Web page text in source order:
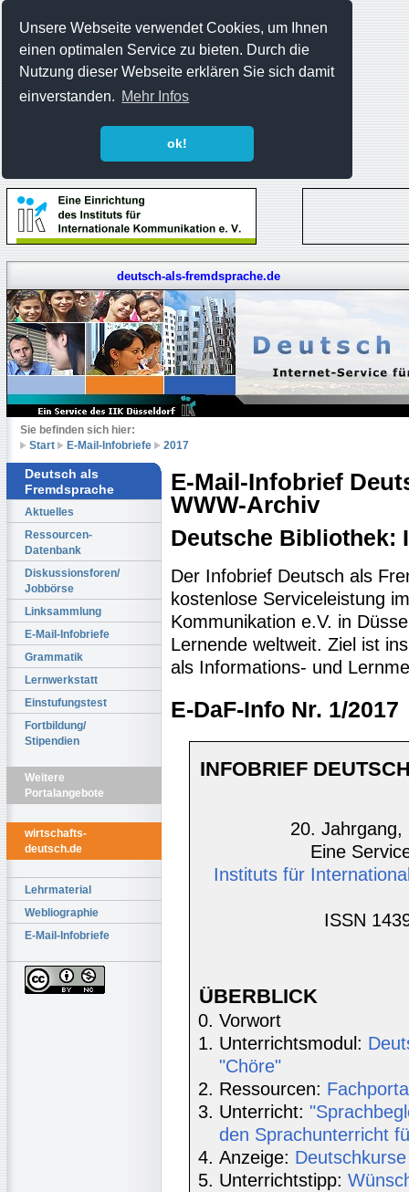
Unsere Webseite verwendet Cookies, um Ihnen
einen optimalen Service zu bieten. Durch die
Nutzung dieser Webseite erklären Sie sich damit
einverstanden. Mehr Infos
ok!
deutsch-als-fremdsprache.de
Sie befinden sich hier:
Start
E-Mail-Infobriefe 2017
Deutsch als
Fremdsprache
Aktuelles
Ressourcen-
Datenbank
Diskussionsforen/
Jobbörse
Linksammlung
E-Mail-Infobriefe
Grammatik
Lernwerkstatt
Einstufungstest
Fortbildung/
Stipendien
Weitere
Portalangebote
wirtschafts-
deutsch.de
Lehrmaterial
Webliographie
E-Mail-Infobriefe
E-Mail-Infobrief
WWW-Archiv
Deutsche Bibliothek:
Der Infobrief Deutsch als
kostenlose Serviceleistung
Kommunikation e.V. in
Lernende weltweit. Ziel ist
als Informations- und
E-DaF-Info Nr. 1/2017
INFOBRIEF
20. Jahrgang,
Eine
Instituts für
ISSN
ÜBERBLICK
Vorwort
Unterrichtsmodul:
"Chöre"
Ressourcen:
Unterricht:
den Sprachunterricht
Anzeige:
Unterrichtstipp: